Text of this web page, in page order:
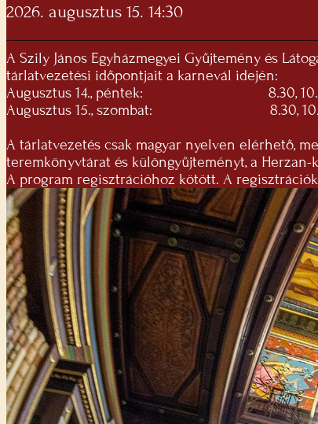
2026. augusztus 15. 14:30
A Szily János Egyházmegyei Gyűjtemény és
tárlatvezetési időpontjait a karnevál idején:
Augusztus 14., péntek: 8.30, 10.00,
Augusztus 15., szombat: 8.30, 10.00,
A tárlatvezetés csak magyar nyelven elérhető,
teremkönyvtárat és különgyűjteményt, a
A program regisztrációhoz kötött. A